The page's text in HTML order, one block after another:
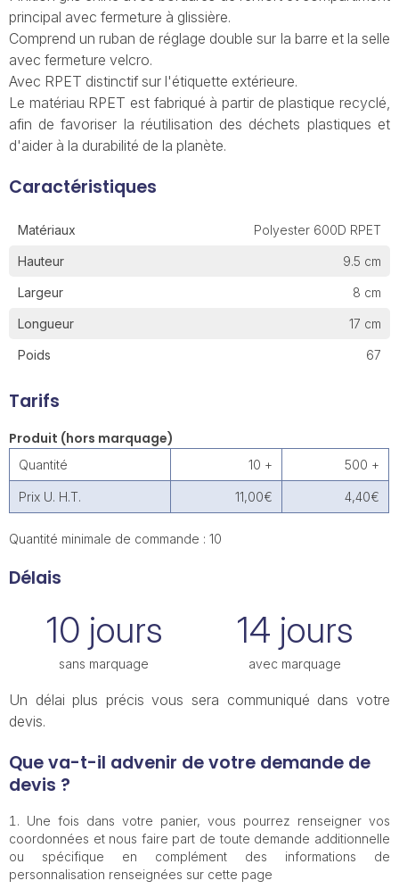
principal avec fermeture à glissière.
Comprend un ruban de réglage double sur la barre et la selle
avec fermeture velcro.
Avec RPET distinctif sur l'étiquette extérieure.
Le matériau RPET est fabriqué à partir de plastique recyclé,
afin de favoriser la réutilisation des déchets plastiques et
d'aider à la durabilité de la planète.
Caractéristiques
Matériaux Polyester 600D RPET
Hauteur 9.5 cm
Largeur 8 cm
Longueur 17 cm
Poids 67
Tarifs
Produit (hors marquage)
Quantité 10 + 500 +
Prix U. H.T. 11,00€ 4,40€
Quantité minimale de commande : 10
Délais
10 jours
sans marquage
14 jours
avec marquage
Un délai plus précis vous sera communiqué dans votre
devis.
Que va-t-il advenir de votre demande de
devis ?
Une fois dans votre panier, vous pourrez renseigner vos
coordonnées et nous faire part de toute demande additionnelle
ou spécifique en complément des informations de
personnalisation renseignées sur cette page